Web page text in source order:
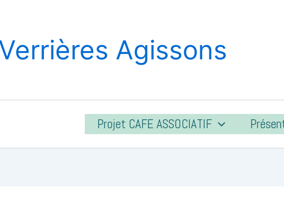
Agissons
Projet CAFE ASSOCIATIF